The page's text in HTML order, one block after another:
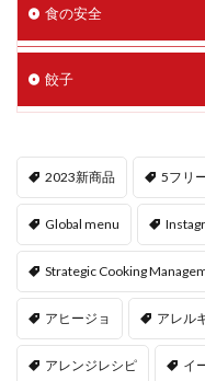
食の安全
餃子
2023新商品 5フリ
Global menu
Strategic Cooking
アヒージョ アレル
アレンジレシピ イ